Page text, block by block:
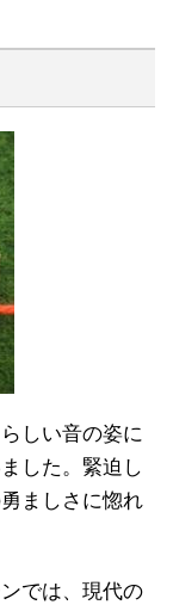
しい音の姿に
した。緊迫し
ましさに惚れ
では、現代の